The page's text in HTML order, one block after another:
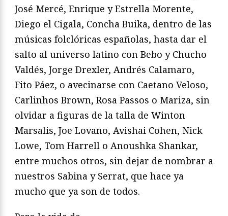
José Mercé, Enrique y Estrella Morente,
Diego el Cigala, Concha Buika, dentro de las
músicas folclóricas españolas, hasta dar el
salto al universo latino con Bebo y Chucho
Valdés, Jorge Drexler, Andrés Calamaro,
Fito Páez, o avecinarse con Caetano Veloso,
Carlinhos Brown, Rosa Passos o Mariza, sin
olvidar a figuras de la talla de Winton
Marsalis, Joe Lovano, Avishai Cohen, Nick
Lowe, Tom Harrell o Anoushka Shankar,
entre muchos otros, sin dejar de nombrar a
nuestros Sabina y Serrat, que hace ya
mucho que ya son de todos.